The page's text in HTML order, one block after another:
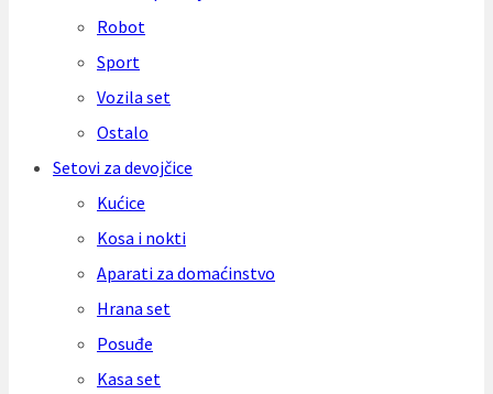
Robot
Sport
Vozila set
Ostalo
Setovi za devojčice
Kućice
Kosa i nokti
Aparati za domaćinstvo
Hrana set
Posuđe
Kasa set